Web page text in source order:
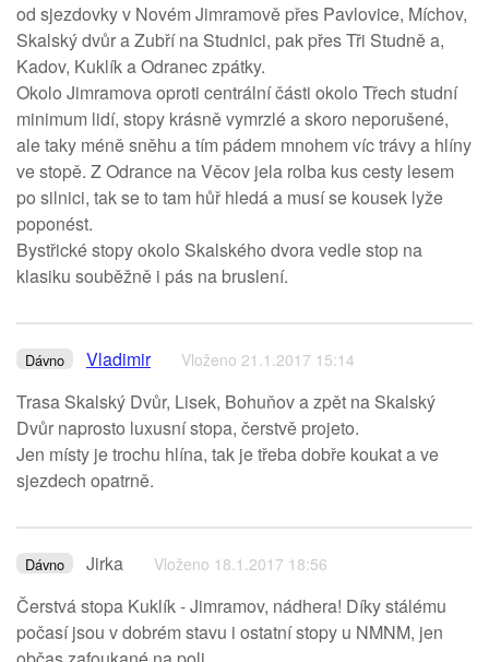
od sjezdovky v Novém Jimramově přes Pavlovice, Míchov,
Skalský dvůr a Zubří na Studnici, pak přes Tři Studně a,
Kadov, Kuklík a Odranec zpátky.
Okolo Jimramova oproti centrální části okolo Třech studní
minimum lidí, stopy krásně vymrzlé a skoro neporušené,
ale taky méně sněhu a tím pádem mnohem víc trávy a hlíny
ve stopě. Z Odrance na Věcov jela rolba kus cesty lesem
po silnici, tak se to tam hůř hledá a musí se kousek lyže
poponést.
Bystřické stopy okolo Skalského dvora vedle stop na
klasiku souběžně i pás na bruslení.
Dávno Vladimir Vloženo 21.1.2017 15:14
Trasa Skalský Dvůr, Lisek, Bohuňov a zpět na Skalský
Dvůr naprosto luxusní stopa, čerstvě projeto.
Jen místy je trochu hlína, tak je třeba dobře koukat a ve
sjezdech opatrně.
Dávno Jirka Vloženo 18.1.2017 18:56
Čerstvá stopa Kuklík - Jimramov, nádhera! Díky stálému
počasí jsou v dobrém stavu i ostatní stopy u NMNM, jen